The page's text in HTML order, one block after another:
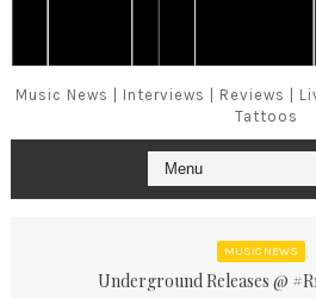
Music News | Interviews | Reviews |
Tattoos
MUSIC NEWS
Underground Releases @